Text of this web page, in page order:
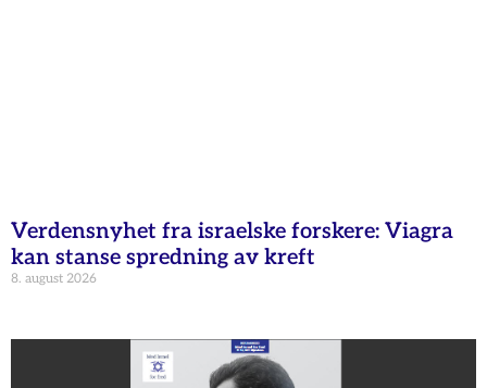
Verdensnyhet fra israelske forskere: Viagra
kan stanse spredning av kreft
8. august 2026